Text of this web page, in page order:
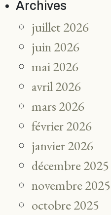
Archives
juillet 2026
juin 2026
mai 2026
avril 2026
mars 2026
février 2026
janvier 2026
décembre 2025
novembre 2025
octobre 2025